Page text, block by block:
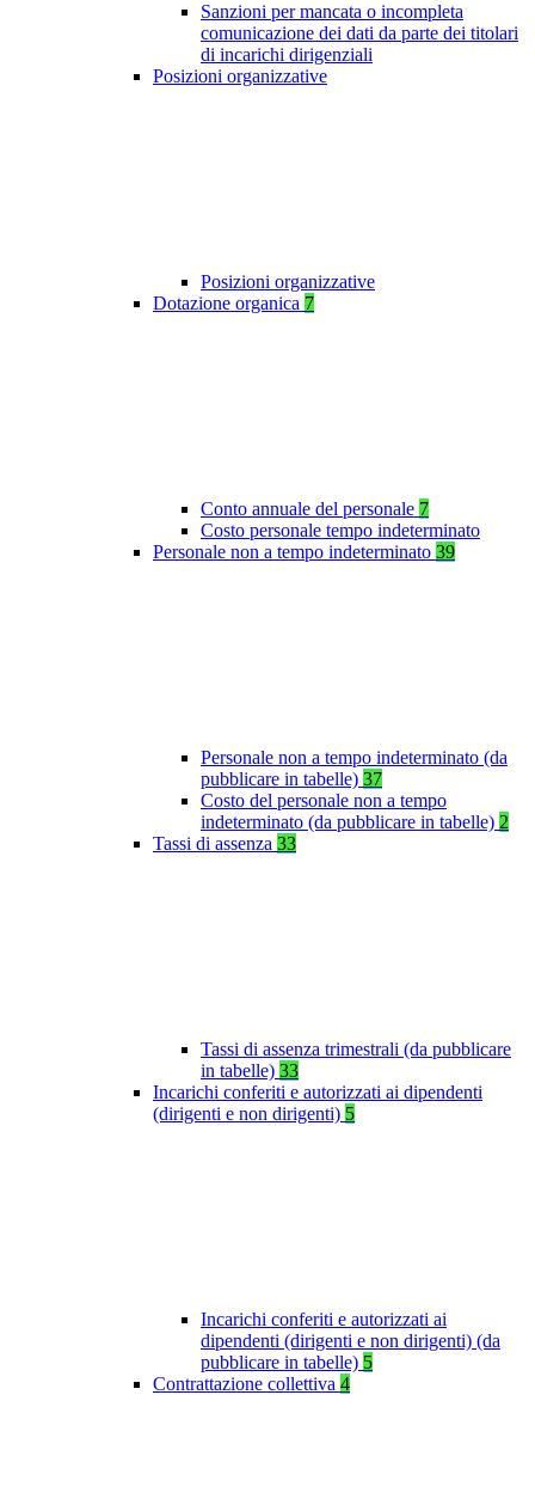
Sanzioni per mancata o incompleta
comunicazione dei dati da parte dei titolari
di incarichi dirigenziali
Posizioni organizzative
Posizioni organizzative
Dotazione organica 7
Conto annuale del personale 7
Costo personale tempo indeterminato
Personale non a tempo indeterminato 39
Personale non a tempo indeterminato (da
pubblicare in tabelle) 37
Costo del personale non a tempo
indeterminato (da pubblicare in tabelle) 2
Tassi di assenza 33
Tassi di assenza trimestrali (da pubblicare
in tabelle) 33
Incarichi conferiti e autorizzati ai dipendenti
(dirigenti e non dirigenti) 5
Incarichi conferiti e autorizzati ai
dipendenti (dirigenti e non dirigenti) (da
pubblicare in tabelle) 5
Contrattazione collettiva 4